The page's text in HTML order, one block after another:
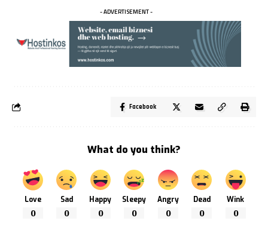
- ADVERTISEMENT -
Facebook
What do you think?
Love
0
Sad
0
Happy
0
Sleepy
0
Angry
0
Dead
0
Wink
0